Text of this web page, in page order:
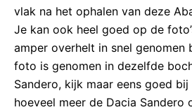
vlak na het ophalen van deze
Je kan ook heel goed op de
amper overhelt in snel genomen
foto is genomen in dezelfde
Sandero, kijk maar eens goed
hoeveel meer de Dacia Sandero